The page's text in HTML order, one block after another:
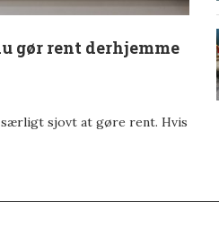
gør rent derhjemme
sjovt at gøre rent. Hvis